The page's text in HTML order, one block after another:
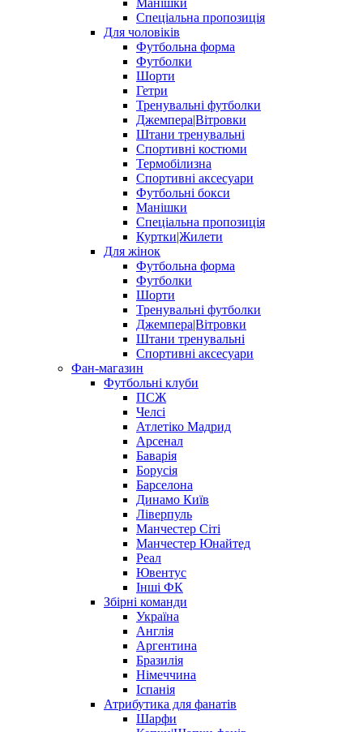
Манішки
Спеціальна пропозиція
Для чоловіків
Футбольна форма
Футболки
Шорти
Гетри
Тренувальні футболки
Джемпера|Вітровки
Штани тренувальні
Спортивні костюми
Термобілизна
Спортивні аксесуари
Футбольні бокси
Манішки
Спеціальна пропозиція
Куртки|Жилети
Для жінок
Футбольна форма
Футболки
Шорти
Тренувальні футболки
Джемпера|Вітровки
Штани тренувальні
Спортивні аксесуари
Фан-магазин
Футбольні клуби
ПСЖ
Челсі
Атлетіко Мадрид
Арсенал
Баварія
Борусія
Барселона
Динамо Київ
Ліверпуль
Манчестер Сіті
Манчестер Юнайтед
Реал
Ювентус
Інші ФК
Збірні команди
Україна
Англія
Аргентина
Бразилія
Німеччина
Іспанія
Атрибутика для фанатів
Шарфи